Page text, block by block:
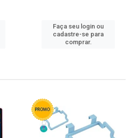
Faça seu login ou
cadastre-se para
comprar.